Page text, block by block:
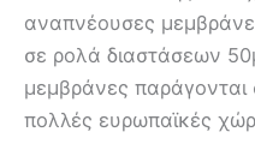
αναπνέουσες
σε ρολά διαστάσεων
μεμβράνες παράγονται
πολλές ευρωπαϊκές